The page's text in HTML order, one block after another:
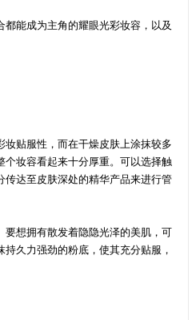
能成为主角的耀眼光彩妆容，以及
贴服性，而在干燥皮肤上涂抹较多
个妆容看起来十分厚重。可以选择触
传达至皮肤深处的精华产品来进行管
要想拥有散发着隐隐光泽的美肌，可
久力强劲的粉底，使其充分贴服，